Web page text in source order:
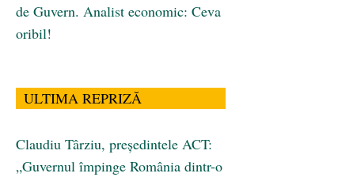
de Guvern. Analist economic: Ceva
oribil!
ULTIMA REPRIZĂ
Claudiu Târziu, președintele ACT:
„Guvernul împinge România dintr-o